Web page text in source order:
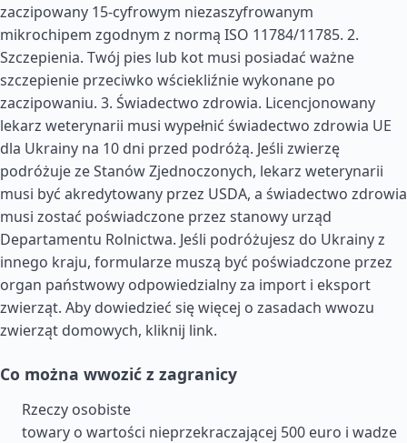
zaczipowany 15-cyfrowym niezaszyfrowanym
mikrochipem zgodnym z normą ISO 11784/11785. 2.
Szczepienia. Twój pies lub kot musi posiadać ważne
szczepienie przeciwko wściekliźnie wykonane po
zaczipowaniu. 3. Świadectwo zdrowia. Licencjonowany
lekarz weterynarii musi wypełnić świadectwo zdrowia UE
dla Ukrainy na 10 dni przed podróżą. Jeśli zwierzę
podróżuje ze Stanów Zjednoczonych, lekarz weterynarii
musi być akredytowany przez USDA, a świadectwo zdrowia
musi zostać poświadczone przez stanowy urząd
Departamentu Rolnictwa. Jeśli podróżujesz do Ukrainy z
innego kraju, formularze muszą być poświadczone przez
organ państwowy odpowiedzialny za import i eksport
zwierząt. Aby dowiedzieć się więcej o zasadach wwozu
zwierząt domowych, kliknij link.
Co można wwozić z zagranicy
Rzeczy osobiste
towary o wartości nieprzekraczającej 500 euro i wadze